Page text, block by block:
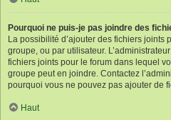
Pourquoi ne puis-je pas joindre des
La possibilité d’ajouter des fichiers joints
groupe, ou par utilisateur.
fichiers joints pour le forum dans lequel
groupe peut en joindre. Contactez
pourquoi vous ne pouvez pas ajouter de
Haut